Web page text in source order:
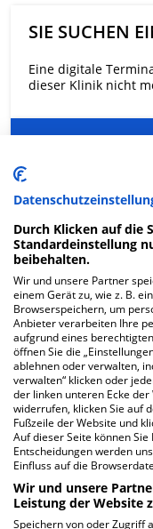
SIE SUCHEN
Eine digitale
dieser Klinik nicht
Start Weitere
Herzlich
Das
mit seinen
größten Kliniken in
gesamte Spektrum
Durch Klicken auf die
Standardeinstellung
beibehalten.
Wir und unsere Partner
einem Gerät zu, wie z. B.
Browserspeichern, um
Anbieter verarbeiten Ihre
aufgrund eines
öffnen Sie die
ablehnen oder verwalten,
verwalten“ klicken oder
der linken unteren Ecke
widerrufen, klicken Sie auf
Fußzeile der Website und
Auf dieser Seite können
Entscheidungen werden
Einfluss auf die
Wir und unsere
Leistung der Website
Speichern von oder Zugriff